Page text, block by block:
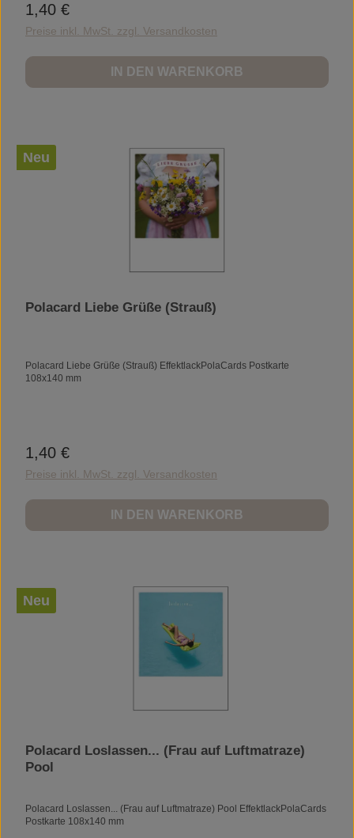
Regulärer Preis:
1,40 €
Preise inkl. MwSt. zzgl. Versandkosten
IN DEN WARENKORB
Neu
Polacard Liebe Grüße (Strauß)
Polacard Liebe Grüße (Strauß) EffektlackPolaCards Postkarte
108x140 mm
Regulärer Preis:
1,40 €
Preise inkl. MwSt. zzgl. Versandkosten
IN DEN WARENKORB
Neu
Polacard Loslassen... (Frau auf Luftmatraze)
Pool
Polacard Loslassen... (Frau auf Luftmatraze) Pool EffektlackPolaCards
Postkarte 108x140 mm